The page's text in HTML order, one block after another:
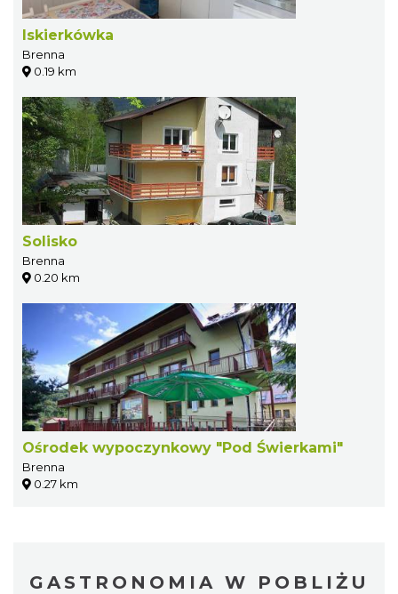
Iskierkówka
Brenna
0.19 km
Solisko
Brenna
0.20 km
Ośrodek wypoczynkowy "Pod Świerkami"
Brenna
0.27 km
GASTRONOMIA W POBLIŻU